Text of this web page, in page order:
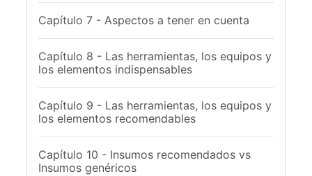
Capítulo 7 - Aspectos a tener en cuenta
Capítulo 8 - Las herramientas, los equipos y
los elementos indispensables
Capítulo 9 - Las herramientas, los equipos y
los elementos recomendables
Capítulo 10 - Insumos recomendados vs
Insumos genéricos